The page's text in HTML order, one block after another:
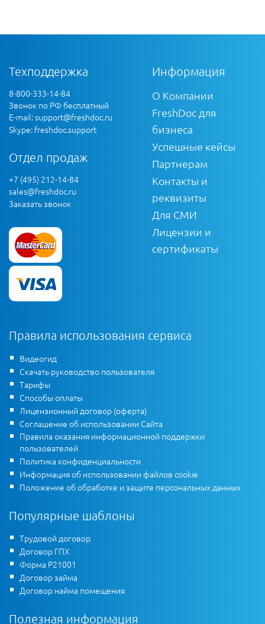
Техподдержка
8-800-333-14-84
Звонок по РФ бесплатный
E-mail:support@freshdoc.ru
Skype: freshdoc.support
Отдел продаж
+7 (495) 212-14-84
sales@freshdoc.ru
Заказать звонок
Информация
О Компании
FreshDoc для
бизнеса
Успешные кейсы
Партнерам
Контакты и
реквизиты
Для СМИ
Лицензии и
сертификаты
Правила использования сервиса
Видеогид
Скачать руководство пользователя
Тарифы
Способы оплаты
Лицензионный договор (оферта)
Соглашение об использовании Сайта
Правила оказания информационной поддержки
пользователей
Политика конфиденциальности
Информация об использовании файлов cookie
Положение об обработке и защите персональных данных
Популярные шаблоны
Трудовой договор
Договор ГПХ
Форма Р21001
Договор займа
Договор найма помещения
Полезная информация